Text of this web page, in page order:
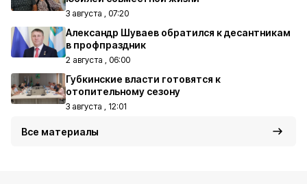
3 августа , 07:20
Александр Шуваев обратился к десантникам
в профпраздник
2 августа , 06:00
Губкинские власти готовятся к
отопительному сезону
3 августа , 12:01
Все материалы